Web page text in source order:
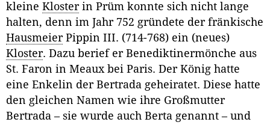
kleine Klosterin Prüm konnte sich nicht lange
halten, denn im Jahr 752 gründete der fränkische
HausmeierPippin III. (714-768) ein (neues)
Kloster. Dazu berief er Benediktinermönche aus
St. Faron in Meaux bei Paris. Der König hatte
eine Enkelin der Bertrada geheiratet. Diese hatte
den gleichen Namen wie ihre Großmutter
Bertrada – sie wurde auch Berta genannt – und